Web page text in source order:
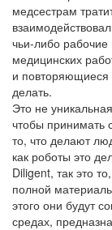
медсестрам
чьи-либо
медицинских
и повторяющиеся
делать.
Это не
чтобы принимать
то, что делают
как роботы это
Diligent, так это
полной
этого они будут
средах,